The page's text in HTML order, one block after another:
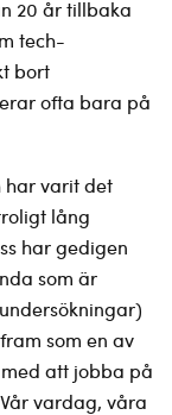
20 år tillbaka
tech-
bort
ofta bara på
har varit det
lång
har gedigen
som är
som en av
att jobba på
vardag, våra